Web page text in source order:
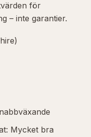
för
– inte garantier.
Mycket bra